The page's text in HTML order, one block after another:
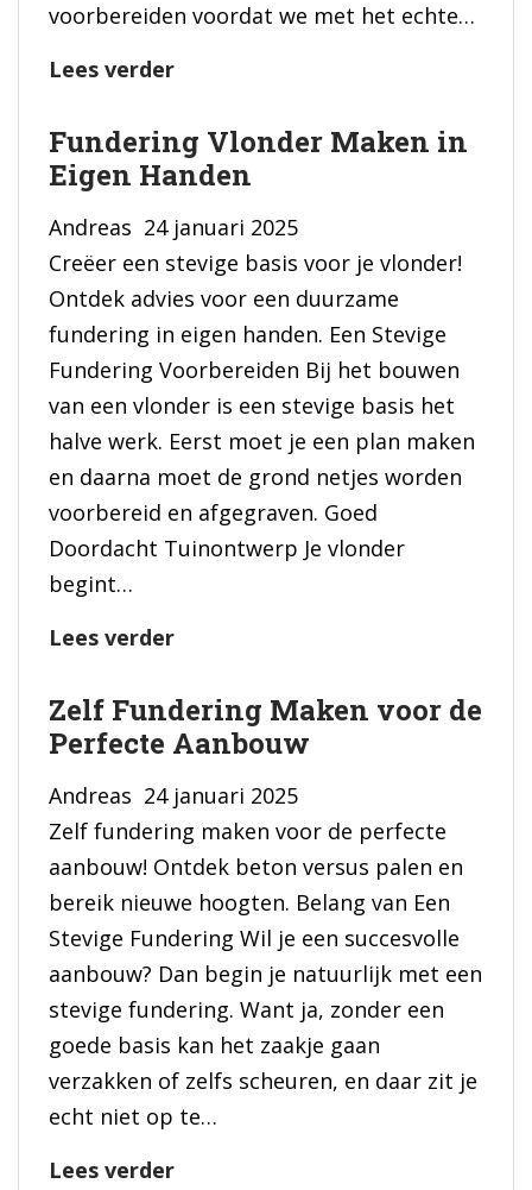
voorbereiden voordat we met het echte…
Lees verderPraktische
voor
Fundering
Schuur
Fundering Vlonder Maken in
Eigen Handen
Andreas 24 januari 2025
Creëer een stevige basis voor je vlonder!
Ontdek advies voor een duurzame
fundering in eigen handen. Een Stevige
Fundering Voorbereiden Bij het bouwen
van een vlonder is een stevige basis het
halve werk. Eerst moet je een plan maken
en daarna moet de grond netjes worden
voorbereid en afgegraven. Goed
Doordacht Tuinontwerp Je vlonder
begint…
Lees verderFundering
Maken
in
Handen
Zelf Fundering Maken voor de
Perfecte Aanbouw
Andreas 24 januari 2025
Zelf fundering maken voor de perfecte
aanbouw! Ontdek beton versus palen en
bereik nieuwe hoogten. Belang van Een
Stevige Fundering Wil je een succesvolle
aanbouw? Dan begin je natuurlijk met een
stevige fundering. Want ja, zonder een
goede basis kan het zaakje gaan
verzakken of zelfs scheuren, en daar zit je
echt niet op te…
Lees verderZelf